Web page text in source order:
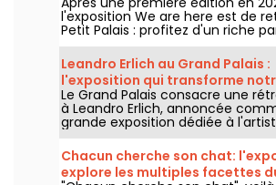
gratuite cet été
l'exposition We are here est de
Petit Palais : profitez d'un riche
d'art urbain en plein cœur du
Beaux-Arts. L'exposition est visible
gratuitement du 20 juin au 20
2026.
Leandro Erlich au Grand Palais :
l'exposition qui transforme
sur le réel - nos photos
Le Grand Palais consacre une
à Leandro Erlich, annoncée
grande exposition dédiée à
Europe ! Rendez-vous du 2 juin
septembre 2026 pour découvrir
singulier de Leandro Erlich, connu
installations qui brouillent nos
Chacun cherche son chat:
explore les multiples facettes